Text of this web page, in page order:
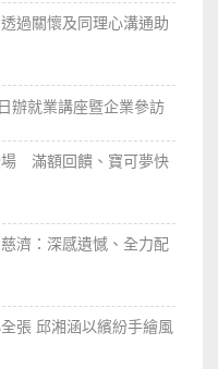
過關懷及同理心溝通助
辦就業講座暨企業參訪
場 滿額回饋、寶可夢快
濟：深感遺憾、全力配
張 邱湘涵以繽紛手繪風